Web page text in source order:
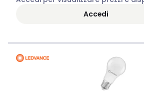
Accedi